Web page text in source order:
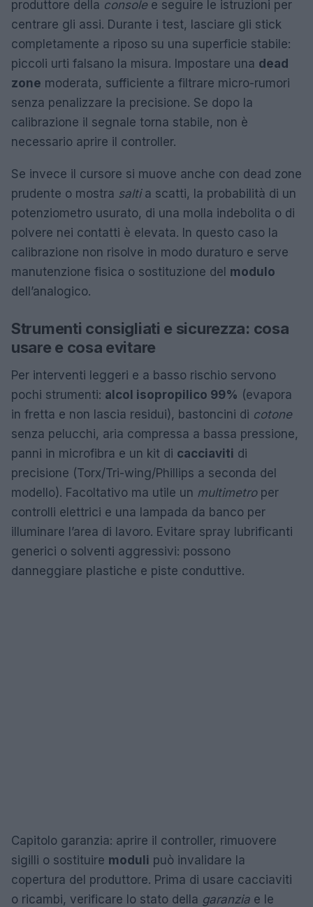
produttore della consolee seguire le istruzioni per
centrare gli assi. Durante i test, lasciare gli stick
completamente a riposo su una superficie stabile:
piccoli urti falsano la misura. Impostare una dead
zone moderata, sufficiente a filtrare micro-rumori
senza penalizzare la precisione. Se dopo la
calibrazione il segnale torna stabile, non è
necessario aprire il controller.
Se invece il cursore si muove anche con dead zone
prudente o mostra saltia scatti, la probabilità di un
potenziometro usurato, di una molla indebolita o di
polvere nei contatti è elevata. In questo caso la
calibrazione non risolve in modo duraturo e serve
manutenzione fisica o sostituzione del modulo
dell’analogico.
Strumenti consigliati e sicurezza: cosa
usare e cosa evitare
Per interventi leggeri e a basso rischio servono
pochi strumenti: alcol isopropilico 99% (evapora
in fretta e non lascia residui), bastoncini di cotone
senza pelucchi, aria compressa a bassa pressione,
panni in microfibra e un kit di cacciaviti di
precisione (Torx/Tri-wing/Phillips a seconda del
modello). Facoltativo ma utile un multimetroper
controlli elettrici e una lampada da banco per
illuminare l’area di lavoro. Evitare spray lubrificanti
generici o solventi aggressivi: possono
danneggiare plastiche e piste conduttive.
Capitolo garanzia: aprire il controller, rimuovere
sigilli o sostituire moduli può invalidare la
copertura del produttore. Prima di usare cacciaviti
o ricambi, verificare lo stato della garanzia e le